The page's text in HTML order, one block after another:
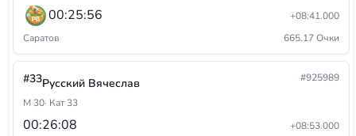
00:25:56
+08:41.000
Саратов
665.17 Очки
#33Русский Вячеслав
#925989
М 30· Кат 33
00:26:08
+08:53.000